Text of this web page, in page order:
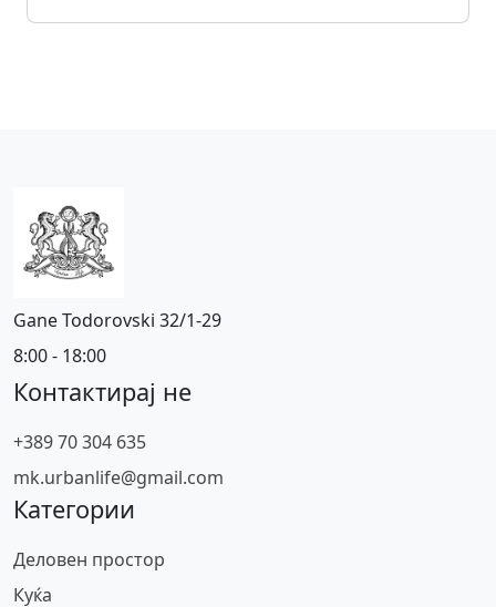
Gane Todorovski 32/1-29
8:00 - 18:00
Контактирај не
+389 70 304 635
mk.urbanlife@gmail.com
Категории
Деловен простор
Куќа